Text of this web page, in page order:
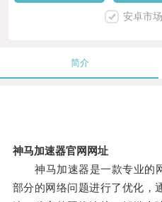
安卓市
简介
神马加速器官网网址
神马加速器是一款专业的
部分的网络问题进行了优化，